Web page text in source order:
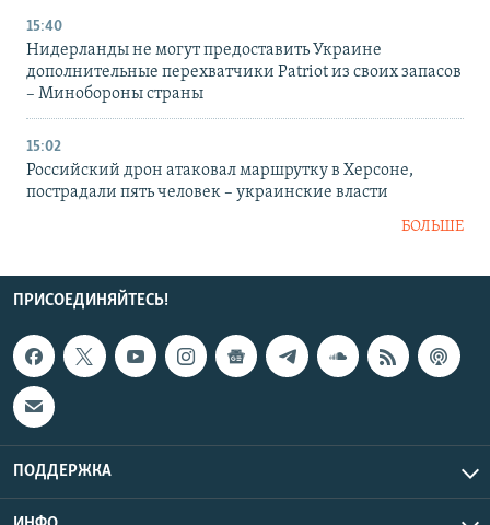
15:40
Нидерланды не могут предоставить Украине
дополнительные перехватчики Patriot из своих запасов
– Минобороны страны
15:02
Российский дрон атаковал маршрутку в Херсоне,
пострадали пять человек – украинские власти
БОЛЬШЕ
ПРИСОЕДИНЯЙТЕСЬ!
ПОДДЕРЖКА